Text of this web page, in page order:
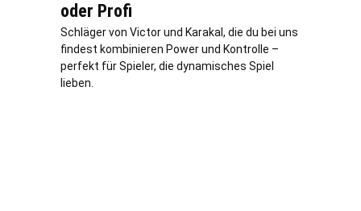
oder Profi
Schläger von Victor und Karakal, die du bei uns
findest kombinieren Power und Kontrolle –
perfekt für Spieler, die dynamisches Spiel
lieben.